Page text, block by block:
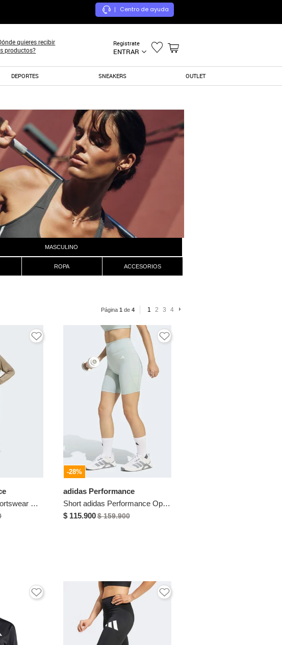
| Centro de ayuda
Registrate
ENTRAR
quieres recibir
productos?
DEPORTES SNEAKERS OUTLET
MASCULINO
ROPA ACCESORIOS
Página 1 de 4 1 2 3 4
Conjunto adidas Sportswear Essentials Feel Cozy Caqui
-28%
adidas Performance
Short adidas Performance Optimé Essentials Verde
$ 115.900$ 159.900